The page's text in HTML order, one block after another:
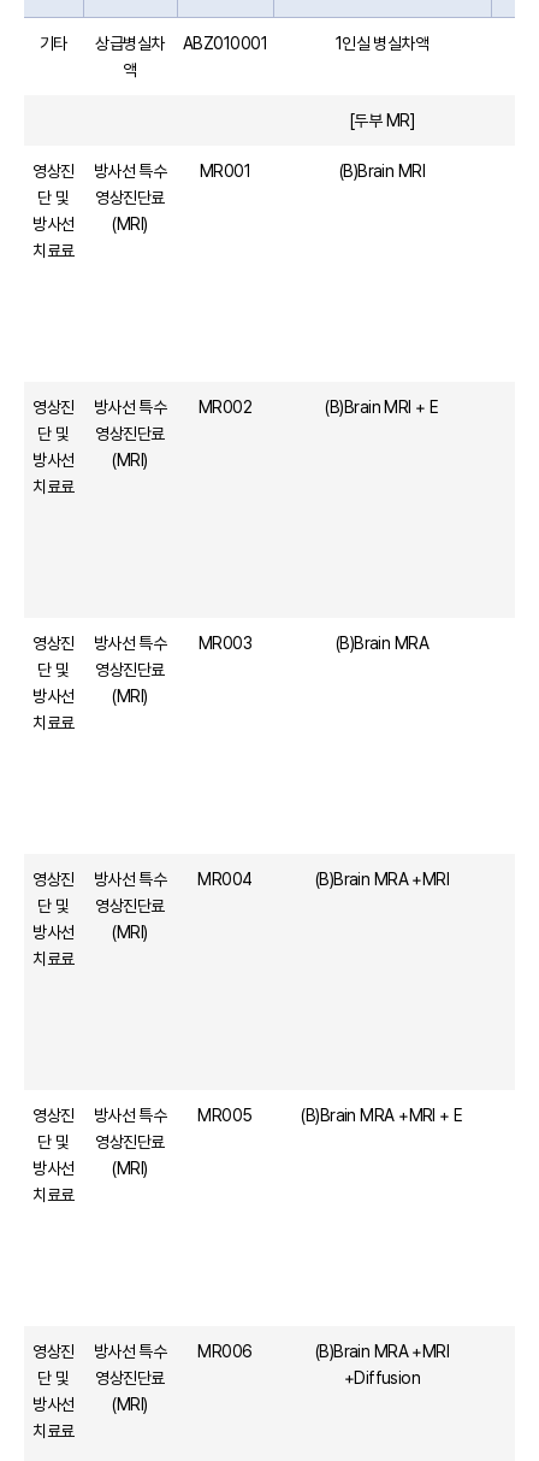
기타
상급병실차
액
ABZ010001 1인실 병실차액
[두부 MR]
영상진
단 및
방사선
치료료
방사선 특수
영상진단료
(MRI)
MR001 (B)Brain MRI
영상진
단 및
방사선
치료료
방사선 특수
영상진단료
(MRI)
MR002 (B)Brain MRI + E
영상진
단 및
방사선
치료료
방사선 특수
영상진단료
(MRI)
MR003 (B)Brain MRA
영상진
단 및
방사선
치료료
방사선 특수
영상진단료
(MRI)
MR004 (B)Brain MRA +MRI
영상진
단 및
방사선
치료료
방사선 특수
영상진단료
(MRI)
MR005 (B)Brain MRA +MRI + E
영상진
단 및
방사선
치료료
방사선 특수
영상진단료
(MRI)
MR006
(B)Brain MRA +MRI
+Diffusion